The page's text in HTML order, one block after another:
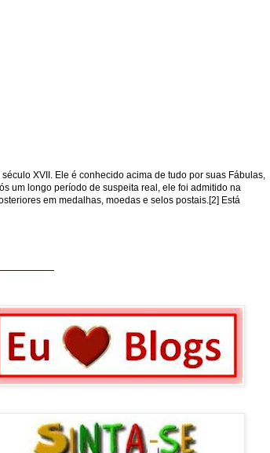
XVII. Ele é conhecido acima de tudo por suas Fábulas,
um longo período de suspeita real, ele foi admitido na
em medalhas, moedas e selos postais.[2] Está